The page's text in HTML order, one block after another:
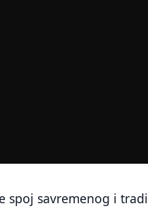
spoj savremenog i